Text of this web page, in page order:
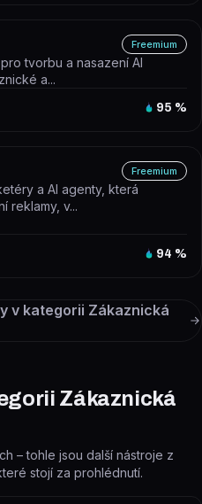
Freemium
tvorbu a nasazení AI
a...
95 %
Freemium
a AI agenty, která
reklamy, v...
94 %
v kategorii Zákaznická
Zákaznická
– tohle jsou další nástroje z
stojí za prohlédnutí.